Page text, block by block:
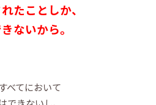
たことしか、
ないから。
べてにおいて
きないし、